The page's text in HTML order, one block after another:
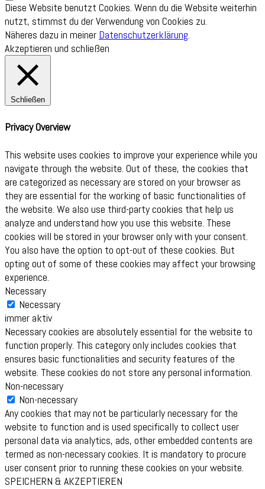
Diese Website benutzt Cookies. Wenn du die Website weiterhin
nutzt, stimmst du der Verwendung von Cookies zu.
Näheres dazu in meiner Datenschutzerklärung.
Akzeptieren und schließen
Schließen
Privacy Overview
This website uses cookies to improve your experience while you
navigate through the website. Out of these, the cookies that
are categorized as necessary are stored on your browser as
they are essential for the working of basic functionalities of
the website. We also use third-party cookies that help us
analyze and understand how you use this website. These
cookies will be stored in your browser only with your consent.
You also have the option to opt-out of these cookies. But
opting out of some of these cookies may affect your browsing
experience.
Necessary
Necessary
immer aktiv
Necessary cookies are absolutely essential for the website to
function properly. This category only includes cookies that
ensures basic functionalities and security features of the
website. These cookies do not store any personal information.
Non-necessary
Non-necessary
Any cookies that may not be particularly necessary for the
website to function and is used specifically to collect user
personal data via analytics, ads, other embedded contents are
termed as non-necessary cookies. It is mandatory to procure
user consent prior to running these cookies on your website.
SPEICHERN & AKZEPTIEREN